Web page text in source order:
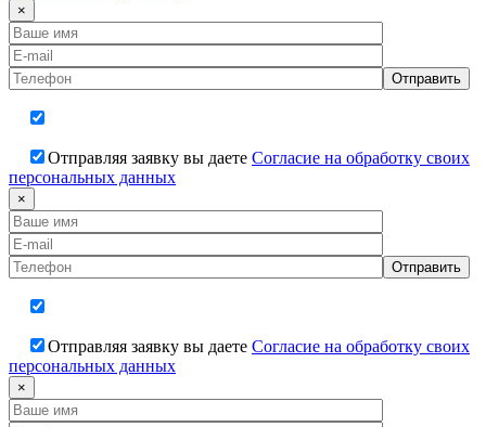
×
Отправляя заявку вы даете Согласие на обработку своих
персональных данных
×
Отправляя заявку вы даете Согласие на обработку своих
персональных данных
×